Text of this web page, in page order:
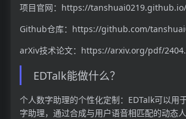
项目官网：https://
Github仓库：https://github.com/
arXiv技术论文：https://arxiv.org/pdf/
EDTalk能做什么？
个人数字助理的个性化定制：EDTalk可以用
字助理，通过合成与用户语音相匹配的动态